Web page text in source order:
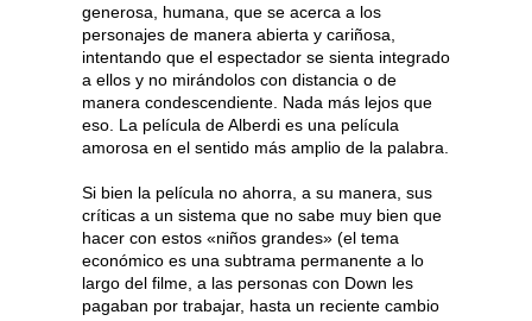
generosa, humana, que se acerca a los
personajes de manera abierta y cariñosa,
intentando que el espectador se sienta integrado
a ellos y no mirándolos con distancia o de
manera condescendiente. Nada más lejos que
eso. La película de Alberdi es una película
amorosa en el sentido más amplio de la palabra.
Si bien la película no ahorra, a su manera, sus
críticas a un sistema que no sabe muy bien que
hacer con estos «niños grandes» (el tema
económico es una subtrama permanente a lo
largo del filme, a las personas con Down les
pagaban por trabajar, hasta un reciente cambio